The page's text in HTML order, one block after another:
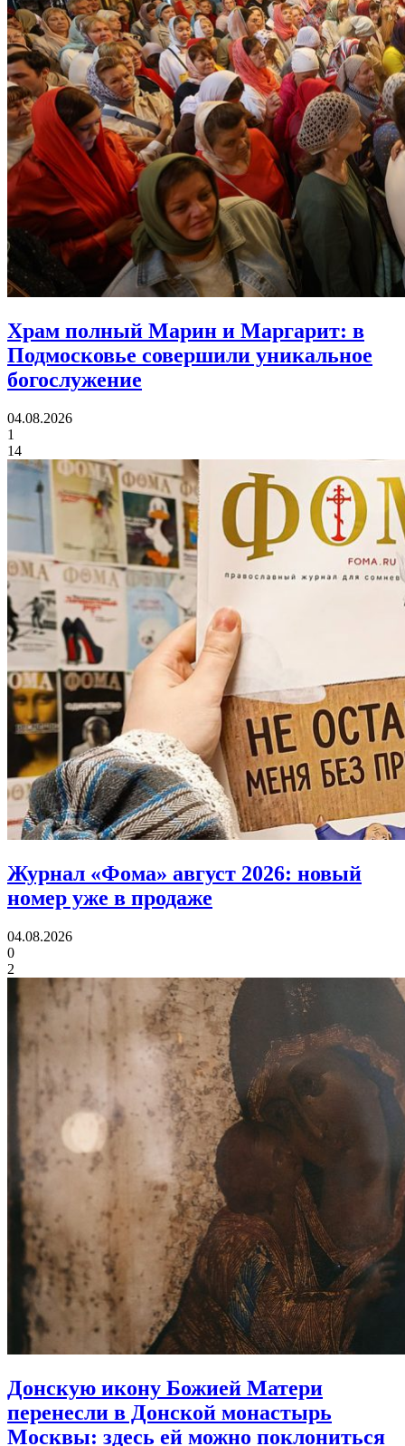
Храм полный Марин и Маргарит: в
Подмосковье совершили уникальное
богослужение
04.08.2026
1
14
Журнал «Фома» август 2026: новый
номер уже в продаже
04.08.2026
0
2
Донскую икону Божией Матери
перенесли в Донской монастырь
Москвы: здесь ей можно поклониться